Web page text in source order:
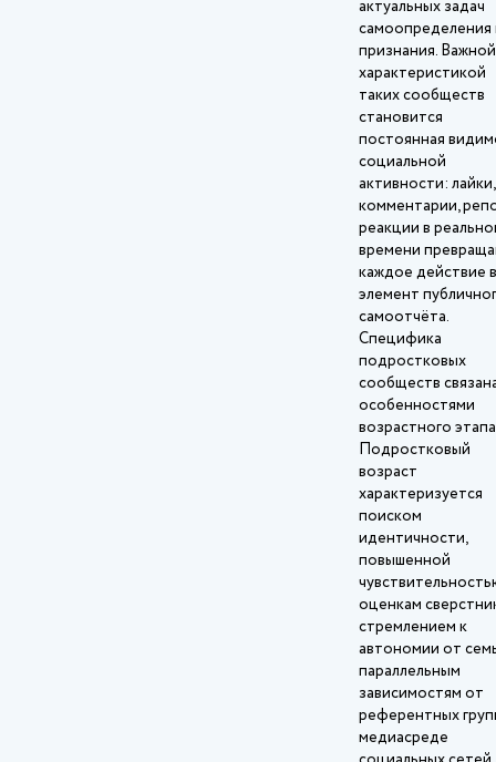
актуальных задач
самоопределения
признания. Важной
характеристикой
таких сообществ
становится
постоянная
социальной
активности: лайки,
комментарии,
реакции в
времени
каждое действие в
элемент
самоотчёта.
Специфика
подростковых
сообществ
особенностями
возрастного
Подростковый
возраст
характеризуется
поиском
идентичности,
повышенной
оценкам
стремлением к
автономии от
параллельным
зависимостям от
референтных
медиасреде